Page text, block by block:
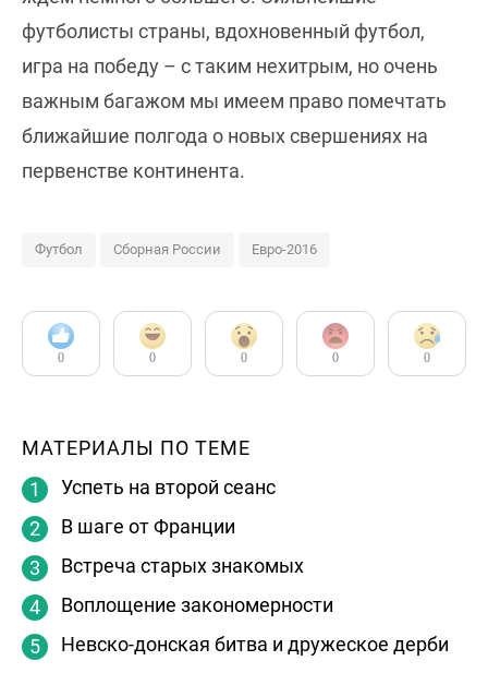
футболисты страны, вдохновенный футбол,
игра на победу – с таким нехитрым, но очень
важным багажом мы имеем право помечтать
ближайшие полгода о новых свершениях на
первенстве континента.
Футбол Сборная России Евро-2016
0 0 0 0 0
МАТЕРИАЛЫ ПО ТЕМЕ
Успеть на второй сеанс
В шаге от Франции
Встреча старых знакомых
Воплощение закономерности
Невско-донская битва и дружеское дерби